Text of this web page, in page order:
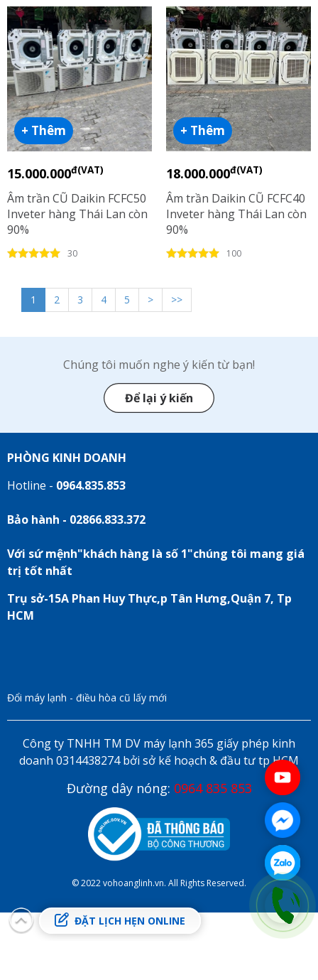
+ Thêm
15.000.000đ(VAT)
Âm trần CŨ Daikin FCFC50
Inveter hàng Thái Lan còn
90%
30
+ Thêm
18.000.000đ(VAT)
Âm trần Daikin CŨ FCFC40
Inveter hàng Thái Lan còn
90%
100
1 2 3 4 5 > >>
Chúng tôi muốn nghe ý kiến từ bạn!
Để lại ý kiến
PHÒNG KINH DOANH
Hotline - 0964.835.853
Bảo hành - 02866.833.372
Với sứ mệnh"khách hàng là số 1"chúng tôi mang giá
trị tốt nhất
Trụ sở-15A Phan Huy Thực,p Tân Hưng,Quận 7, Tp
HCM
Đổi máy lạnh - điều hòa cũ lấy mới
Công ty TNHH TM DV máy lạnh 365 giấy phép kinh
doanh 0314438274 bởi sở kế hoạch & đầu tư tp HCM
Đường dây nóng: 0964 835 853
© 2022 vohoanglinh.vn. All Rights Reserved.
ĐẶT LỊCH HẸN ONLINE